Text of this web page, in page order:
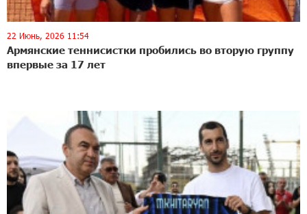
22 Июнь, 2026 11:54
Армянские теннисистки пробились во вторую группу
впервые за 17 лет